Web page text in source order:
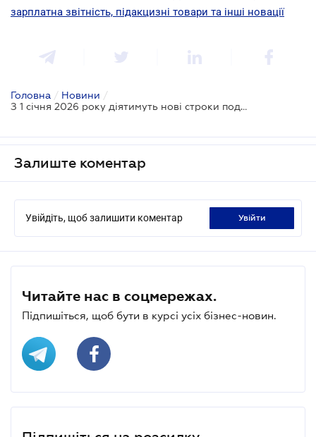
зарплатна звітність, підакцизні товари та інші новації
Головна / Новини /
З 1 січня 2026 року діятимуть нові строки подання інформації про прийняття та звільнення працівників
Залиште коментар
Увійдіть, щоб залишити коментар увійти
Читайте нас в соцмережах.
Підпишіться, щоб бути в курсі усіх бізнес-новин.